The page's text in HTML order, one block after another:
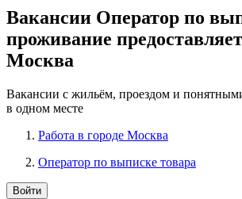
Вакансии Оператор по
проживание
Москва
Вакансии с жильём, проездом и
в одном месте
Работа в городе Москва
Оператор по выписке товара
Войти